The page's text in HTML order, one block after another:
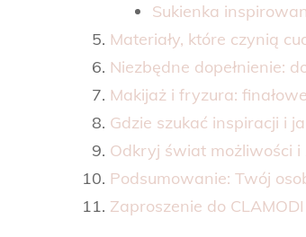
Sukienka
Materiały, które czynią
Niezbędne dopełnienie:
Makijaż i fryzura:
Gdzie szukać inspiracji i
Odkryj świat możliwości
Podsumowanie: Twój
Zaproszenie do CLAMODI